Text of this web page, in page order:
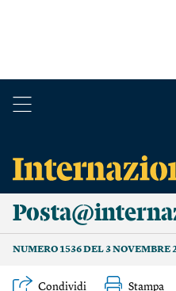
NUMERO 1536 DEL 3 NOVEMBRE
Condividi Stampa